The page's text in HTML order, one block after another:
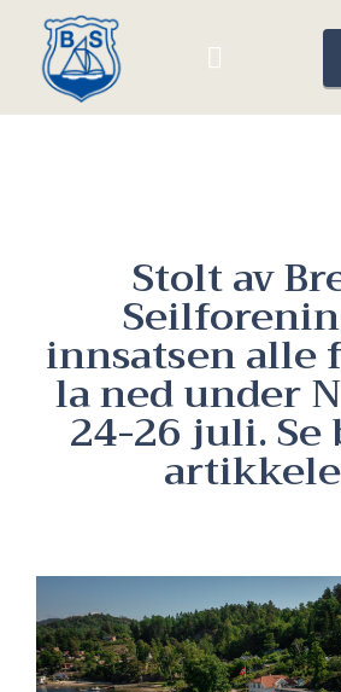
Stolt av
innsatsen
la ned under
24-26 juli.